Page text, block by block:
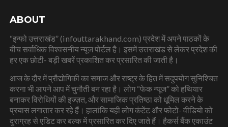
ABOUT
“इन्फो उत्तराखंड” (infouttarakhand.com) प्रदेश में अपने पाठकों के
बीच सर्वाधिक विश्वसनीय न्यूज पोर्टल है। इसमें उत्तराखंड से लेकर प्रदेश की
हर एक छोटी- बड़ी खबरें प्रकाशित कर प्रसारित की जाती है।
आज के दौर में प्रौद्योगिकी का समाज और राष्ट्र के हित में सदुपयोग सुनिश्चित
करना भी आपने आप में चुनौती बन रहा है। लोग “फेक न्यूज” को हथियार
बनाकर विरोधियों की इज्ज़त, और सामाजिक प्रतिष्ठा को धूमिल करने के
प्रयास लगातार कर रहे हैं। हालांकि यही लोग कंटेंट और फोटो- वीडियो को
दुराग्रह से एडिट कर बल्क में प्रसारित कर दिए जाते हैं। हैकर्स बैंक एकाउंट